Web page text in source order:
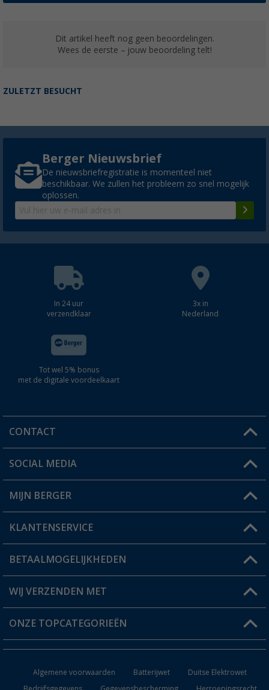
Dit artikel heeft nog geen beoordelingen.
Wees de eerste – jouw beoordeling telt!
ZULETZT BESUCHT
Berger Nieuwsbrief
De nieuwsbriefregistratie is momenteel niet
beschikbaar. We zullen het probleem zo snel mogelijk
oplossen.
In 24 uur
verzendklaar
3x in
Nederland
Tot wel 5% bonus
met de digitale voordeelkaart
CONTACT
Een vraag?
Winkel vinden
SOCIAL MEDIA
MIJN BERGER
Mijn account
Status bestelling
Verlanglijstje
KLANTENSERVICE
FAQ & Contact
Verzendinformatie
Catalogus
BETAALMOGELIJKHEDEN
WIJ VERZENDEN MET
ONZE TOPCATEGORIEËN
Keukenaccessoires
Algemene voorwaarden Batterijwet
Duitse Elektrowet